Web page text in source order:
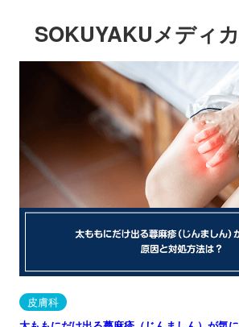
SOKUYAKUメディ
皮膚科